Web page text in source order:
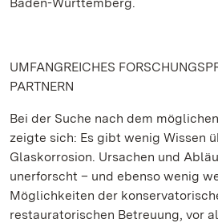
UMFANGREICHES
PARTNERN
Bei der Suche nach dem
zeigte sich: Es gibt wenig Wissen
Glaskorrosion. Ursachen und
unerforscht – und ebenso wenig
Möglichkeiten der
restauratorischen Betreuung, vor